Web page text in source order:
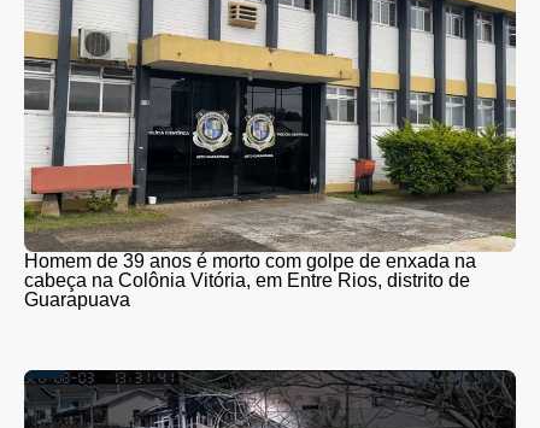
Homem de 39 anos é morto com golpe de enxada na
cabeça na Colônia Vitória, em Entre Rios, distrito de
Guarapuava